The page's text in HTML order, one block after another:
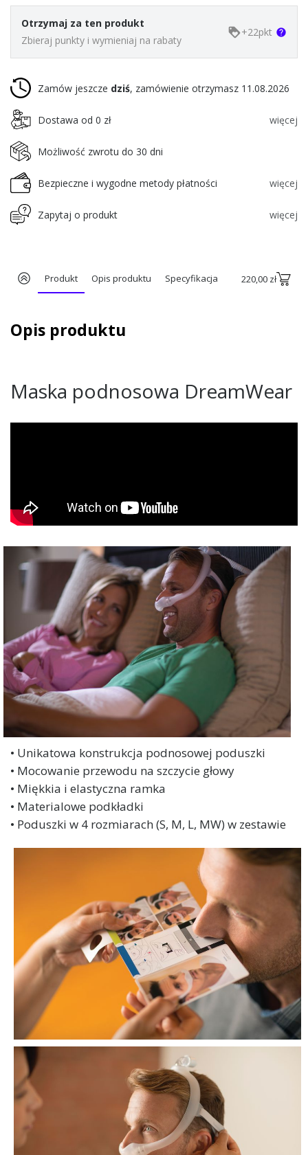
Otrzymaj za ten produkt
Zbieraj punkty i wymieniaj na rabaty
loyalty+22pkt help
Zamów jeszcze dziś, zamówienie otrzymasz 11.08.2026
Dostawa od 0 zł więcej
Możliwość zwrotu do 30 dni
Bezpieczne i wygodne metody płatności więcej
Zapytaj o produkt więcej
Produkt Opis produktu Specyfikacja 220,00 zł
Opis produktu
Maska podnosowa DreamWear
• Unikatowa konstrukcja podnosowej poduszki
• Mocowanie przewodu na szczycie głowy
• Miękkia i elastyczna ramka
• Materialowe podkładki
• Poduszki w 4 rozmiarach (S, M, L, MW) w zestawie